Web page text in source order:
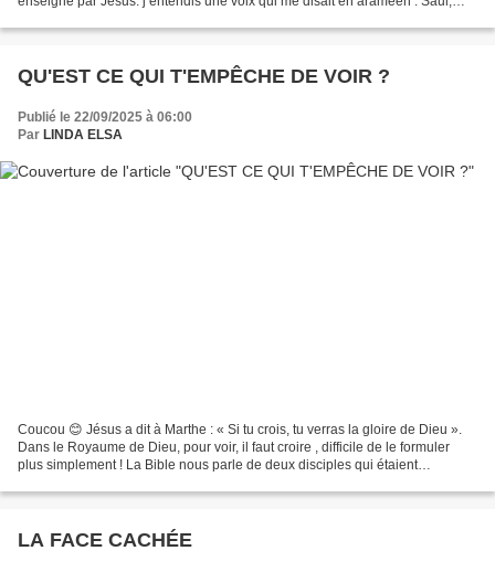
QU'EST CE QUI T'EMPÊCHE DE VOIR ?
Publié le 22/09/2025 à 06:00
Par LINDA ELSA
Coucou 😊 Jésus a dit à Marthe : « Si tu crois, tu verras la gloire de Dieu ».
Dans le Royaume de Dieu, pour voir, il faut croire , difficile de le formuler
plus simplement ! La Bible nous parle de deux disciples qui étaient
LA FACE CACHÉE